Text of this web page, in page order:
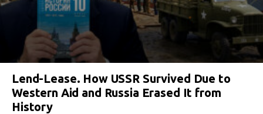
Lend-Lease. How USSR Survived Due to
Western Aid and Russia Erased It from
History